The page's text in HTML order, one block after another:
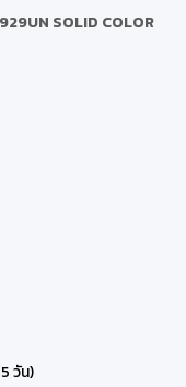
SOLID COLOR
วัน)